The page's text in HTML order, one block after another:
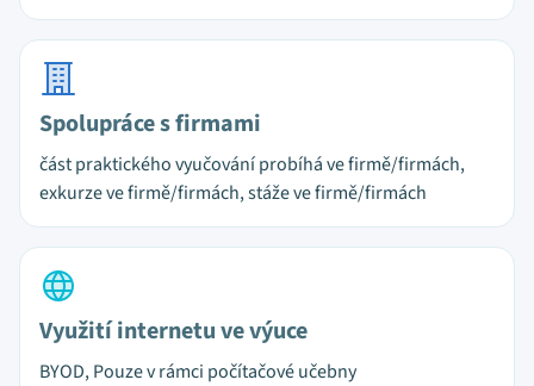
Spolupráce s firmami
část praktického vyučování probíhá ve firmě/firmách,
exkurze ve firmě/firmách, stáže ve firmě/firmách
Využití internetu ve výuce
BYOD, Pouze v rámci počítačové učebny